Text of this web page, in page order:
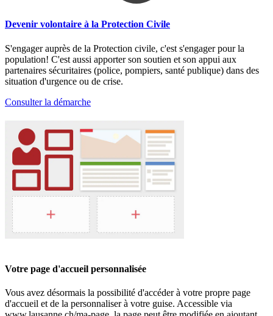
Devenir volontaire à la Protection Civile
S'engager auprès de la Protection civile, c'est s'engager pour la
population! C'est aussi apporter son soutien et son appui aux
partenaires sécuritaires (police, pompiers, santé publique) dans des
situation d'urgence ou de crise.
Consulter la démarche
Votre page d'accueil personnalisée
Vous avez désormais la possibilité d'accéder à votre propre page
d'accueil et de la personnaliser à votre guise. Accessible via